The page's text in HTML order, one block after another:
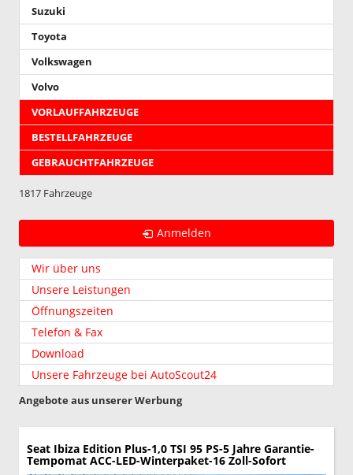
Suzuki
Toyota
Volkswagen
Volvo
VORLAUFFAHRZEUGE
BESTELLFAHRZEUGE
GEBRAUCHTFAHRZEUGE
1817 Fahrzeuge
Anmelden
Wir über uns
Unsere Leistungen
Öffnungszeiten
Telefon & Fax
Download
Unsere Fahrzeuge bei AutoScout24
Angebote aus unserer Werbung
Seat Ibiza Edition Plus-1,0 TSI 95 PS-5 Jahre Garantie-
Tempomat ACC-LED-Winterpaket-16 Zoll-Sofort